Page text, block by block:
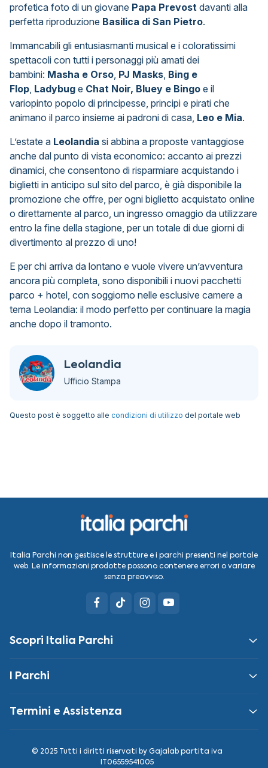
profetica foto di un giovane Papa Prevost davanti alla
perfetta riproduzione Basilica di San Pietro.
Immancabili gli entusiasmanti musical e i coloratissimi
spettacoli con tutti i personaggi più amati dei
bambini: Masha e Orso, PJ Masks, Bing e
Flop, Ladybug e Chat Noir, Bluey e Bingo e il
variopinto popolo di principesse, principi e pirati che
animano il parco insieme ai padroni di casa, Leo e Mia.
L’estate a Leolandia si abbina a proposte vantaggiose
anche dal punto di vista economico: accanto ai prezzi
dinamici, che consentono di risparmiare acquistando i
biglietti in anticipo sul sito del parco, è già disponibile la
promozione che offre, per ogni biglietto acquistato online
o direttamente al parco, un ingresso omaggio da utilizzare
entro la fine della stagione, per un totale di due giorni di
divertimento al prezzo di uno!
E per chi arriva da lontano e vuole vivere un’avventura
ancora più completa, sono disponibili i nuovi pacchetti
parco + hotel, con soggiorno nelle esclusive camere a
tema Leolandia: il modo perfetto per continuare la magia
anche dopo il tramonto.
Leolandia
Ufficio Stampa
Questo post è soggetto alle condizioni di utilizzo del portale web
Italia Parchi non gestisce le strutture e i parchi presenti nel portale
web. Le informazioni prodotte possono contenere errori o variare
senza preavviso.
Scopri Italia Parchi
I Parchi
Termini e Assistenza
© 2025 Tutti i diritti riservati by Gajalabpartita iva
IT06559541005